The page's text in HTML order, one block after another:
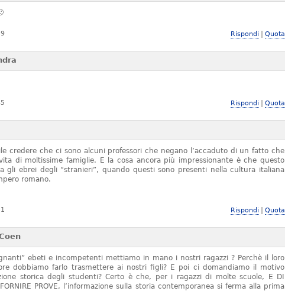
Rispondi Quota
Rispondi Quota
credere che ci sono alcuni professori che negano l’accaduto di un fatto che
di moltissime famiglie. E la cosa ancora più impressionante è che questo
gli ebrei degli “stranieri”, quando questi sono presenti nella cultura italiana
romano.
Rispondi Quota
ebeti e incompetenti mettiamo in mano i nostri ragazzi ? Perchè il loro
dobbiamo farlo trasmettere ai nostri figli? E poi ci domandiamo il motivo
storica degli studenti? Certo è che, per i ragazzi di molte scuole, E DI
FORNIRE PROVE, l’informazione sulla storia contemporanea si ferma alla prima